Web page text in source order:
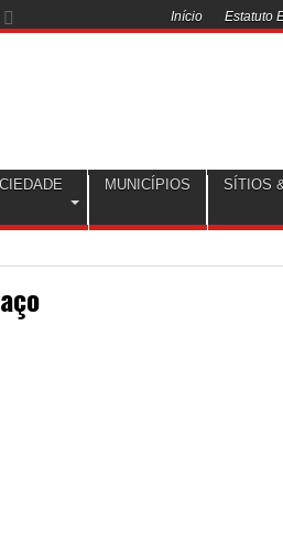
Início Estatuto
MUNICÍPIOS SÍTIOS